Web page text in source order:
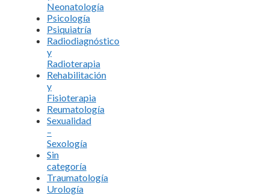
Neonatología
Psicología
Psiquiatría
Radiodiagnóstico
y
Radioterapia
Rehabilitación
y
Fisioterapia
Reumatología
Sexualidad
–
Sexología
Sin
categoría
Traumatología
Urología